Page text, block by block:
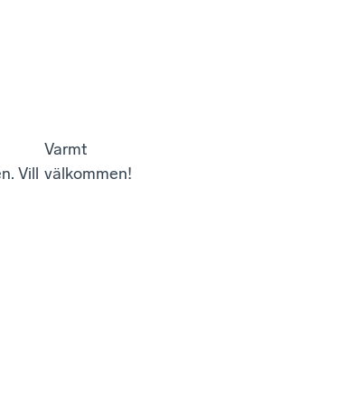
Vill
Varmt
välkommen!